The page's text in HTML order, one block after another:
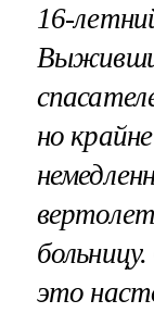
16-
но
это